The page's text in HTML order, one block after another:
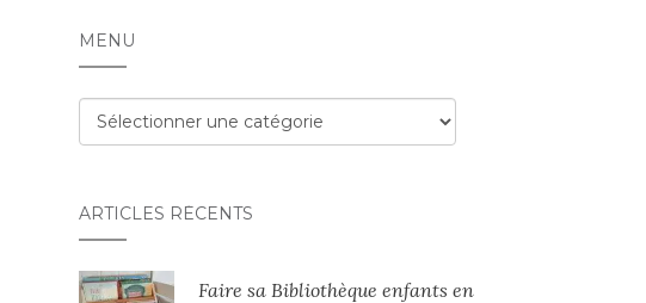
MENU
Menu
ARTICLES RÉCENTS
Faire sa Bibliothèque enfants en